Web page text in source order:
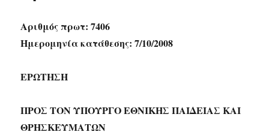
Αριθμός πρωτ: 7406
Ημερομηνία κατάθεσης: 7/10/2008
ΕΡΩΤΗΣΗ
ΠΡΟΣ ΤΟΝ ΥΠΟΥΡΓΟ ΕΘΝΙΚΗΣ ΠΑΙΔΕΙΑΣ ΚΑΙ
ΘΡΗΣΚΕΥΜΑΤΩΝ